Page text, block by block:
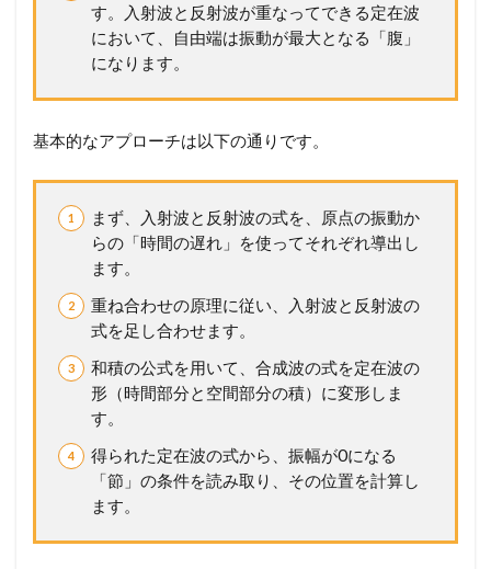
す。入射波と反射波が重なってできる定在波
において、自由端は振動が最大となる「腹」
になります。
基本的なアプローチは以下の通りです。
まず、入射波と反射波の式を、原点の振動か
らの「時間の遅れ」を使ってそれぞれ導出し
ます。
重ね合わせの原理に従い、入射波と反射波の
式を足し合わせます。
和積の公式を用いて、合成波の式を定在波の
形（時間部分と空間部分の積）に変形しま
す。
得られた定在波の式から、振幅が0になる
「節」の条件を読み取り、その位置を計算し
ます。